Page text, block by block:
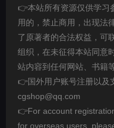
👉本站所有资源仅供学习
用的，禁止商用，出现法
了原著者的合法权益，可
组织，在未征得本站同意
站内容到任何网站、书籍
👉国外用户账号注册以及
cgshop@qq.com
👉For account
for overseas users,